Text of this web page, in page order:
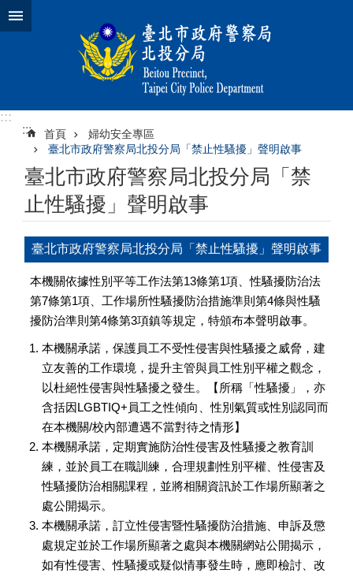
跳到主要內容區塊
:::
:::
首頁
婦幼安全專區
臺北市政府警察局北投分局「禁止性騷擾」聲明啟事
臺北市政府警察局北投分局「禁
止性騷擾」聲明啟事
臺北市政府警察局北投分局「禁止性騷擾」聲明啟事
本機關依據性別平等工作法第13條第1項、性騷擾防治法
第7條第1項、工作場所性騷擾防治措施準則第4條與性騷
擾防治準則第4條第3項鎮等規定，特頒布本聲明啟事。
本機關承諾，保護員工不受性侵害與性騷擾之威脅，建
立友善的工作環境，提升主管與員工性別平權之觀念，
以杜絕性侵害與性騷擾之發生。【所稱「性騷擾」，亦
含括因LGBTIQ+員工之性傾向、性別氣質或性別認同而
在本機關/校內部遭遇不當對待之情形】
本機關承諾，定期實施防治性侵害及性騷擾之教育訓
練，並於員工在職訓練，合理規劃性別平權、性侵害及
性騷擾防治相關課程，並將相關資訊於工作場所顯著之
處公開揭示。
本機關承諾，訂立性侵害暨性騷擾防治措施、申訴及懲
處規定並於工作場所顯著之處與本機關網站公開揭示，
如有性侵害、性騷擾或疑似情事發生時，應即檢討、改